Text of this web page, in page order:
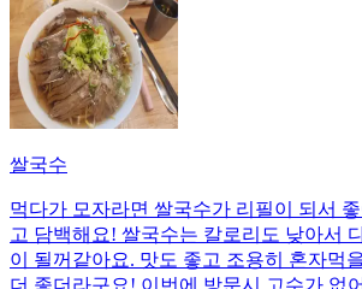
쌀국수
먹다가 모자라면 쌀국수가 리필이 되서
고 담백해요! 쌀국수는 칼로리도 낮아서
이 될꺼같아요. 맛도 좋고 조용히 혼자먹